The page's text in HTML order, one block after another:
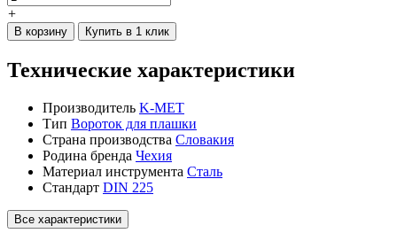
+
В корзину Купить в 1 клик
Технические характеристики
Производитель K-MET
Тип Вороток для плашки
Страна производства Словакия
Родина бренда Чехия
Материал инструмента Сталь
Стандарт DIN 225
Все характеристики